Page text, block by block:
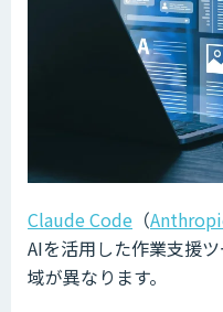
Claude Code （
AIを活用した作業支援
域が異なります。